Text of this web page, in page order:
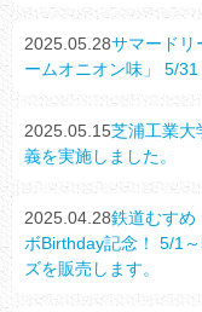
2025.05.28サマードリ
ームオニオン味」 5/
2025.05.15芝浦工業大
義を実施しました。
2025.04.28鉄道むすめ
ボBirthday記念！ 5/1
ズを販売します。